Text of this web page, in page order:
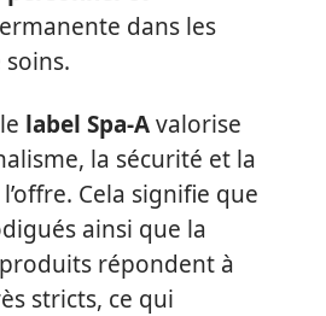
dans les
label Spa-Avalorise
la sécurité et la
Cela signifie que
ainsi que la
répondent à
stricts, ce qui